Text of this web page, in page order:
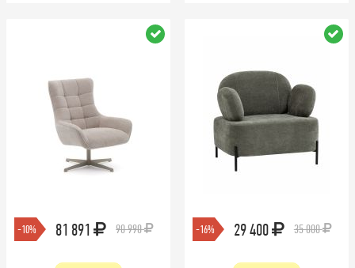
-10% 81 891 90 990 -16% 29 400 35 000